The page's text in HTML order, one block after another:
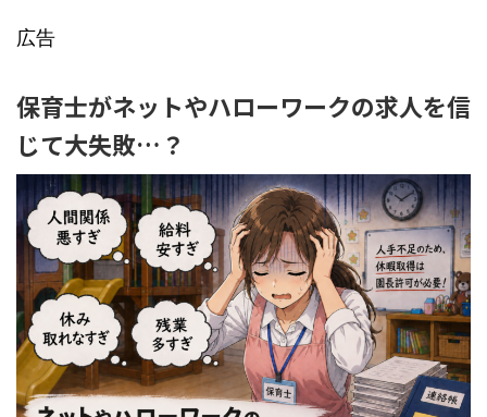
広告
保育士がネットやハローワークの求人を信
じて大失敗…？